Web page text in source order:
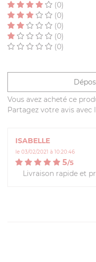
(0)
(0)
(0)
(0)
(0)
Vous avez acheté ce
Partagez votre avis
ISABELLE
le 03/02/2021 à 10:20:46
5/5
Livraison rapide et